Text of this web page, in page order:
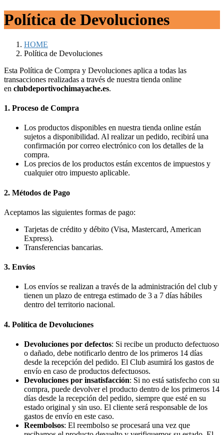
Política de Devoluciones
HOME
Política de Devoluciones
Esta Política de Compra y Devoluciones aplica a todas las
transacciones realizadas a través de nuestra tienda online
en clubdeportivochimayache.es.
1. Proceso de Compra
Los productos disponibles en nuestra tienda online están
sujetos a disponibilidad. Al realizar un pedido, recibirá una
confirmación por correo electrónico con los detalles de la
compra.
Los precios de los productos están excentos de impuestos y
cualquier otro impuesto aplicable.
2. Métodos de Pago
Aceptamos las siguientes formas de pago:
Tarjetas de crédito y débito (Visa, Mastercard, American
Express).
Transferencias bancarias.
3. Envíos
Los envíos se realizan a través de la administración del club y
tienen un plazo de entrega estimado de 3 a 7 días hábiles
dentro del territorio nacional.
4. Política de Devoluciones
Devoluciones por defectos: Si recibe un producto defectuoso
o dañado, debe notificarlo dentro de los primeros 14 días
desde la recepción del pedido. El Club asumirá los gastos de
envío en caso de productos defectuosos.
Devoluciones por insatisfacción: Si no está satisfecho con su
compra, puede devolver el producto dentro de los primeros 14
días desde la recepción del pedido, siempre que esté en su
estado original y sin uso. El cliente será responsable de los
gastos de envío en este caso.
Reembolsos: El reembolso se procesará una vez que